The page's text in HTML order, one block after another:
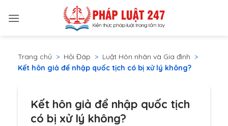
qua
Trang chủ > Hỏi Đáp > Luật Hôn nhân và Gia đình >
Kết hôn giả để nhập quốc tịch có bị xử lý không?
Kết hôn giả để nhập quốc tịch
có bị xử lý không?